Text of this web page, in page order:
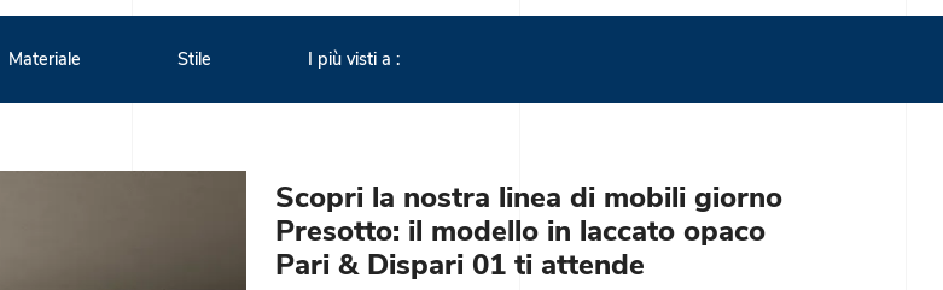
Materiale Stile I più visti a :
Scopri la nostra linea di mobili giorno
Presotto: il modello in laccato opaco
Pari & Dispari 01 ti attende